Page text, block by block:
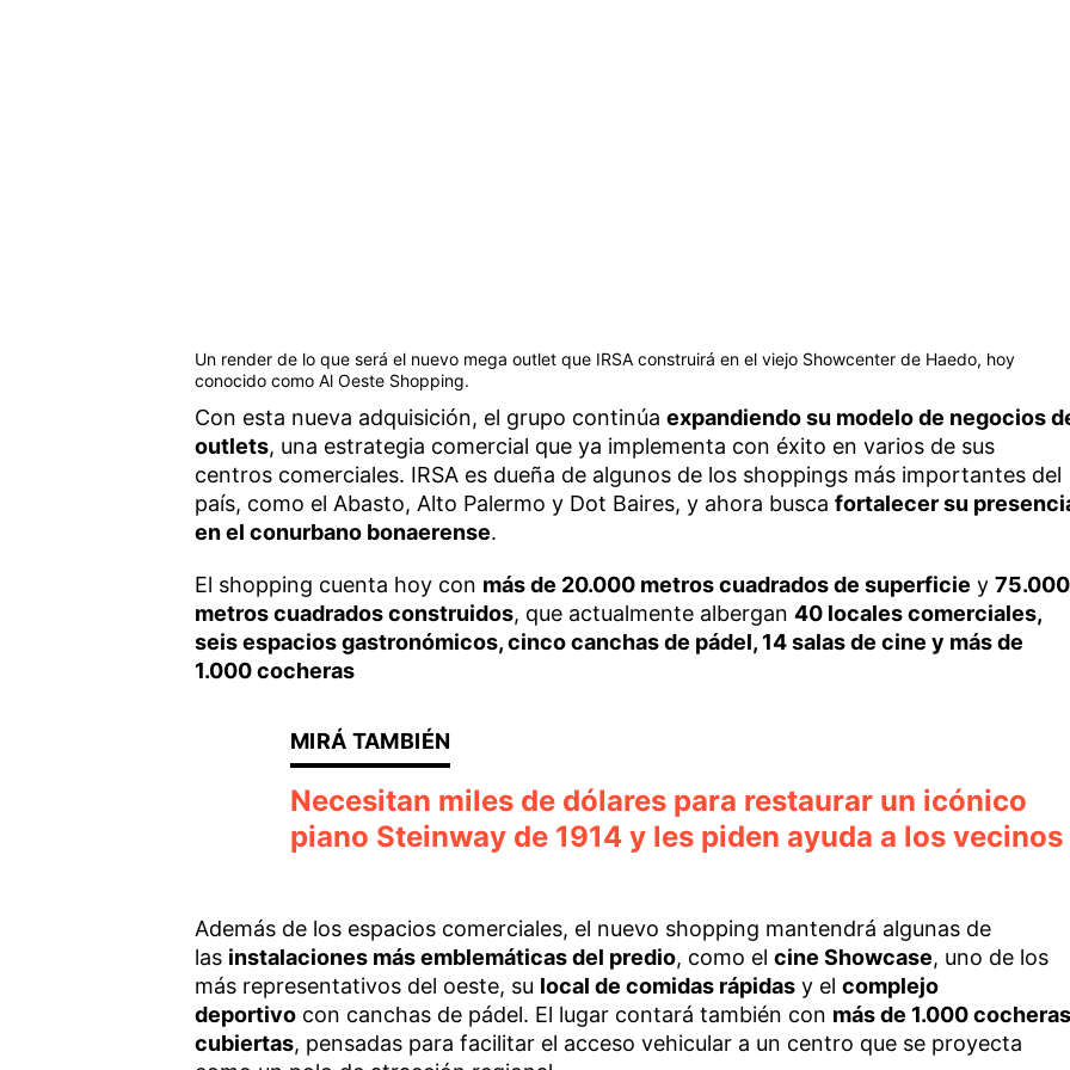
Un render de lo que será el nuevo mega outlet que IRSA construirá en el viejo Showcenter de Haedo, hoy
conocido como Al Oeste Shopping.
Con esta nueva adquisición, el grupo continúa expandiendo su modelo de negocios
outlets, una estrategia comercial que ya implementa con éxito en varios de sus
centros comerciales. IRSA es dueña de algunos de los shoppings más importantes del
país, como el Abasto, Alto Palermo y Dot Baires, y ahora busca fortalecer su
en el conurbano bonaerense.
El shopping cuenta hoy con más de 20.000 metros cuadrados de superficie y 75.000
metros cuadrados construidos, que actualmente albergan 40 locales comerciales,
seis espacios gastronómicos, cinco canchas de pádel, 14 salas de cine y más de
1.000 cocheras
Necesitan miles de dólares para restaurar un icónico
piano Steinway de 1914 y les piden ayuda a los vecinos
Además de los espacios comerciales, el nuevo shopping mantendrá algunas de
las instalaciones más emblemáticas del predio, como el cine Showcase, uno de los
más representativos del oeste, su local de comidas rápidasy el complejo
deportivocon canchas de pádel. El lugar contará también con más de 1.000 cocheras
cubiertas, pensadas para facilitar el acceso vehicular a un centro que se proyecta